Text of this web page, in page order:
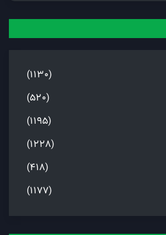
(1130)
(520)
(1195)
(1228)
(418)
(1177)